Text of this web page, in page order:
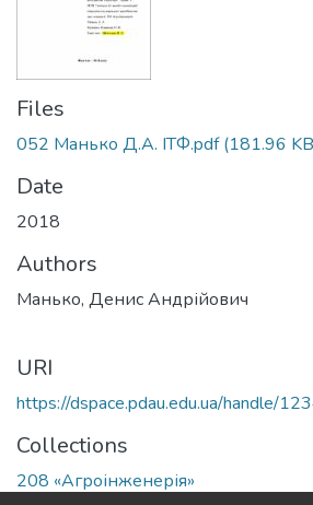
Files
052 Манько Д.А. ІТФ.pdf(181.96
Date
2018
Authors
Манько, Денис Андрійович
URI
https://dspace.pdau.edu.ua/handle/
Collections
208 «Агроінженерія»